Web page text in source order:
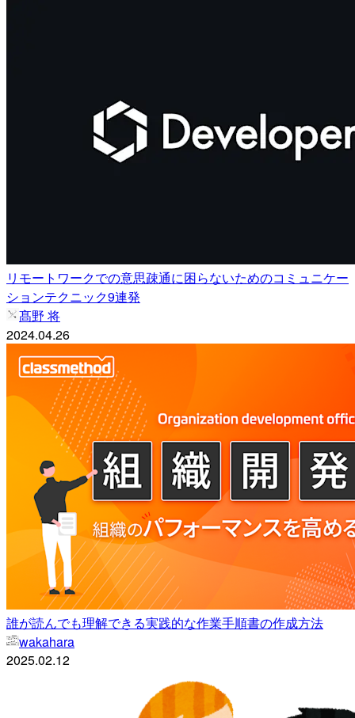
リモートワークでの意思疎通に困らないためのコミュニケー
ションテクニック9連発
髙野 将
2024.04.26
誰が読んでも理解できる実践的な作業手順書の作成方法
wakahara
2025.02.12